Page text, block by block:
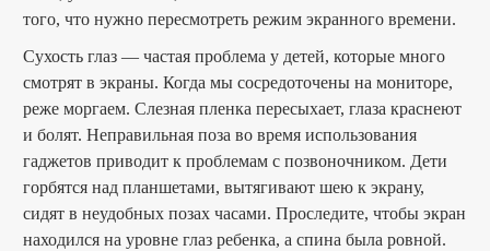
того, что нужно пересмотреть режим экранного времени.
Сухость глаз — частая проблема у детей, которые много
смотрят в экраны. Когда мы сосредоточены на мониторе,
реже моргаем. Слезная пленка пересыхает, глаза краснеют
и болят. Неправильная поза во время использования
гаджетов приводит к проблемам с позвоночником. Дети
горбятся над планшетами, вытягивают шею к экрану,
сидят в неудобных позах часами. Проследите, чтобы экран
находился на уровне глаз ребенка, а спина была ровной.